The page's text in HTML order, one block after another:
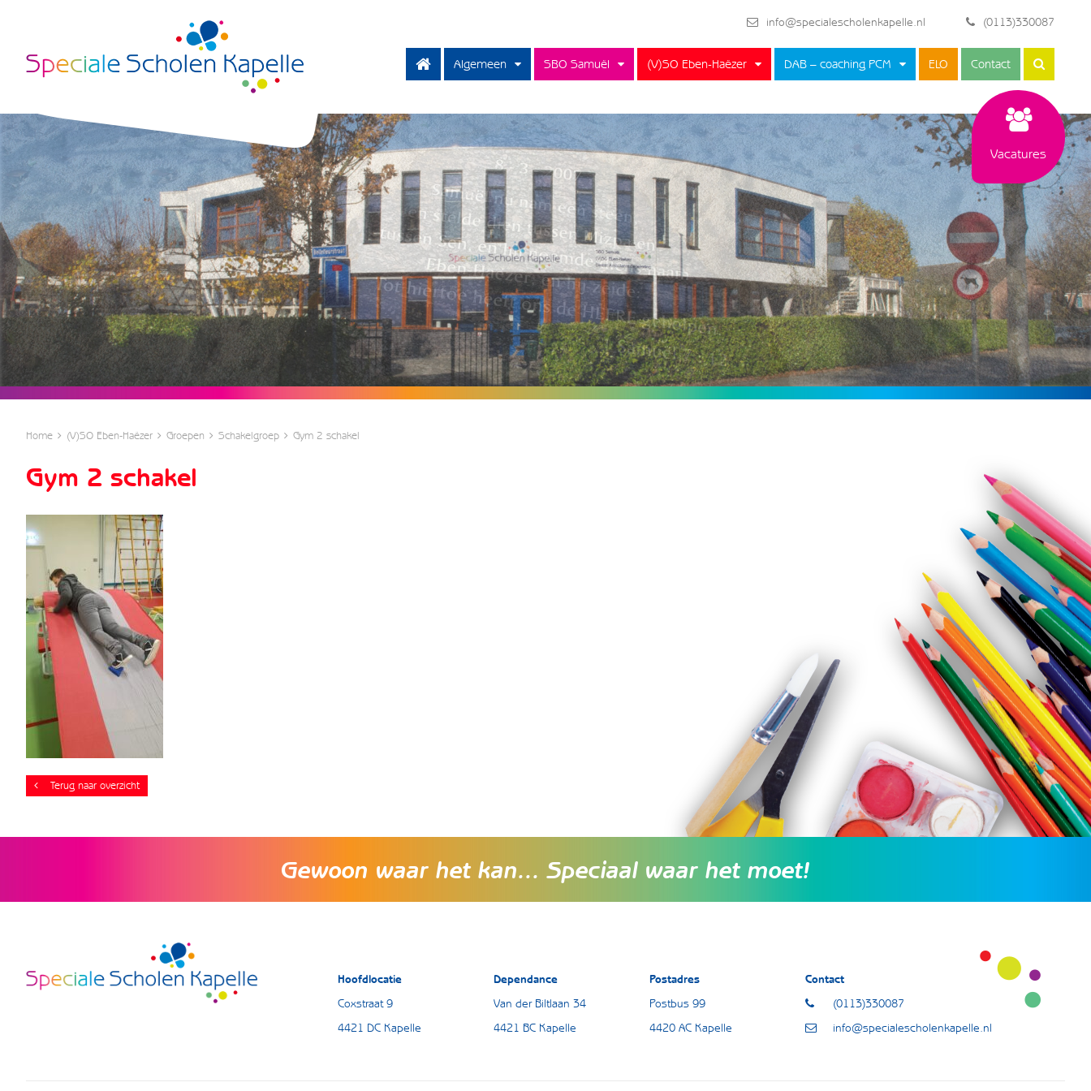
info@specialescholenkapelle.nl (0113)330087
Algemeen SBO Samuël (V)SO Eben-Haëzer DAB – coaching PCM ELO Contact
Vacatures
Home (V)SO Eben-Haëzer Groepen Schakelgroep Gym 2 schakel
Gym 2 schakel
Terug naar overzicht
Gewoon waar het kan... Speciaal waar het moet!
Hoofdlocatie
Coxstraat 9
4421 DC Kapelle
Dependance
Van der Biltlaan 34
4421 BC Kapelle
Postadres
Postbus 99
4420 AC Kapelle
Contact
(0113)330087
info@specialescholenkapelle.nl